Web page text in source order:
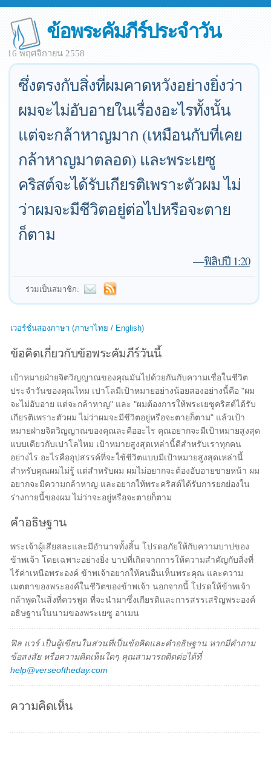
ข้อพระคัมภีร์ประจำวัน
16 พฤศจิกายน 2558
ซึ่งตรงกับสิ่งที่ผมคาดหวังอย่างยิ่งว่า
ผมจะไม่อับอายในเรื่องอะไรทั้งนั้น
แต่จะกล้าหาญมาก (เหมือนกับที่เคย
กล้าหาญมาตลอด) และพระเยซู
คริสต์จะได้รับเกียรติเพราะตัวผม ไม่
ว่าผมจะมีชีวิตอยู่ต่อไปหรือจะตาย
ก็ตาม
—ฟิลิปปี 1:20
ร่วมเป็นสมาชิก:
เวอร์ชั่นสองภาษา (ภาษาไทย / English)
ข้อคิดเกี่ยวกับข้อพระคัมภีร์วันนี้
เป้าหมายฝ่ายจิตวิญญาณของคุณมันไปด้วยกันกับความเชื่อในชีวิต
ประจำวันของคุณไหม เปาโลมีเป้าหมายอย่างน้อยสองอย่างนี้คือ "ผม
จะไม่อับอาย แต่จะกล้าหาญ" และ "ผมต้องการให้พระเยซูคริสต์ได้รับ
เกียรติเพราะตัวผม ไม่ว่าผมจะมีชีวิตอยู่หรือจะตายก็ตาม" แล้วเป้า
หมายฝ่ายจิตวิญญาณของคุณละคืออะไร คุณอยากจะมีเป้าหมายสูงสุด
แบบเดียวกับเปาโลไหม เป้าหมายสูงสุดเหล่านี้ดีสำหรับเราทุกคน
อย่างไร อะไรคืออุปสรรค์ที่จะใช้ชีวิตแบบมีเป้าหมายสูงสุดเหล่านี้
สำหรับคุณผมไม่รู้ แต่สำหรับผม ผมไม่อยากจะต้องอับอายขายหน้า ผม
อยากจะมีความกล้าหาญ และอยากให้พระคริสต์ได้รับการยกย่องใน
ร่างกายนี้ของผม ไม่ว่าจะอยู่หรือจะตายก็ตาม
คำอธิษฐาน
พระเจ้าผู้เสียสละและมีอำนาจทั้งสิ้น โปรดอภัยให้กับความบาปของ
ข้าพเจ้า โดยเฉพาะอย่างยิ่ง บาปที่เกิดจากการให้ความสำคัญกับสิ่งที่
ไร้ค่าเหนือพระองค์ ข้าพเจ้าอยากให้คนอื่นเห็นพระคุณ และความ
เมตตาของพระองค์ในชีวิตของข้าพเจ้า นอกจากนี้ โปรดให้ข้าพเจ้า
กล้าพูดในสิ่งที่ควรพูด ที่จะนำมาซึ่งเกียรติและการสรรเสริญพระองค์
อธิษฐานในนามของพระเยซู อาเมน
ฟิล แวร์ เป็นผู้เขียนในส่วนที่เป็นข้อคิดและคำอธิษฐาน หากมีคำถาม
ข้อสงสัย หรือความคิดเห็นใดๆ คุณสามารถติดต่อได้ที่
help@verseoftheday.com
ความคิดเห็น